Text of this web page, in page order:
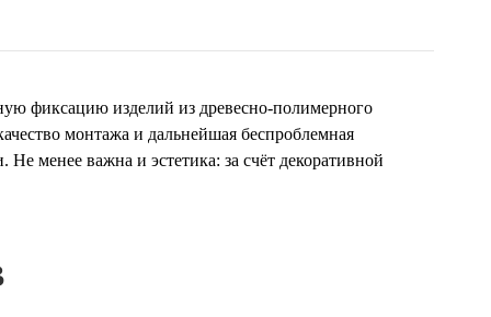
фиксацию изделий из древесно-полимерного
монтажа и дальнейшая беспроблемная
менее важна и эстетика: за счёт декоративной